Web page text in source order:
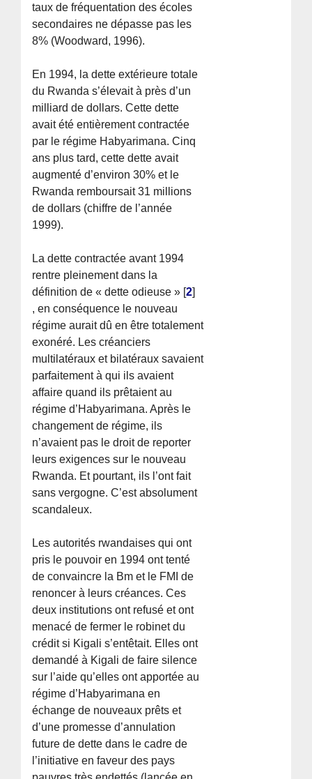
taux de fréquentation des écoles
secondaires ne dépasse pas les
8% (Woodward, 1996).
En 1994, la dette extérieure totale
du Rwanda s’élevait à près d’un
milliard de dollars. Cette dette
avait été entièrement contractée
par le régime Habyarimana. Cinq
ans plus tard, cette dette avait
augmenté d’environ 30% et le
Rwanda remboursait 31 millions
de dollars (chiffre de l’année
1999).
La dette contractée avant 1994
rentre pleinement dans la
définition de « dette odieuse » [2]
, en conséquence le nouveau
régime aurait dû en être totalement
exonéré. Les créanciers
multilatéraux et bilatéraux savaient
parfaitement à qui ils avaient
affaire quand ils prêtaient au
régime d’Habyarimana. Après le
changement de régime, ils
n’avaient pas le droit de reporter
leurs exigences sur le nouveau
Rwanda. Et pourtant, ils l’ont fait
sans vergogne. C’est absolument
scandaleux.
Les autorités rwandaises qui ont
pris le pouvoir en 1994 ont tenté
de convaincre la Bm et le FMI de
renoncer à leurs créances. Ces
deux institutions ont refusé et ont
menacé de fermer le robinet du
crédit si Kigali s’entêtait. Elles ont
demandé à Kigali de faire silence
sur l’aide qu’elles ont apportée au
régime d’Habyarimana en
échange de nouveaux prêts et
d’une promesse d’annulation
future de dette dans le cadre de
l’initiative en faveur des pays